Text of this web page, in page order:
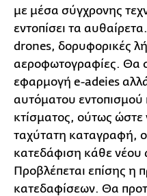
με μέσα σύγχρονης
εντοπίσει τα
drones, δορυφορικές
αεροφωτογραφίες. Θα
εφαρμογή e-adeies
αυτόματου
κτίσματος, ούτως ώστε
ταχύτατη καταγραφή, ο
κατεδάφιση κάθε νέου
Προβλέπεται επίσης η
κατεδαφίσεων. Θα